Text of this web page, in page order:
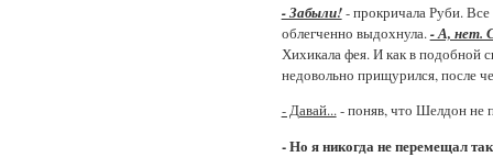
- Забыли!- прокричала Руби. Все
облегченно выдохнула.- А, нет.
Хихикала фея. И как в подобной
недовольно прищурился, после
- Давай...- поняв, что Шелдон не
- Но я никогда не перемещал